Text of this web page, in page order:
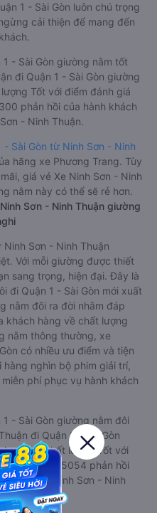
1 - Sài Gòn luôn chú trọng
cải thiện để mang đến
- Sài Gòn giường nằm tốt
đi Quận 1 - Sài Gòn giường
Tốt với điểm đánh giá
phản hồi của hành khách
- Ninh Thuận.
Sài Gòn từ Ninh Sơn - Ninh
hãng xe Phương Trang. Tùy
giá vé Xe Ninh Sơn - Ninh
nằm này có thể sẽ rẻ hơn.
Sơn - Ninh Thuận giường
Sơn - Ninh Thuận
Với mỗi giường được thiết
sang trọng, hiện đại. Đây là
đi Quận 1 - Sài Gòn mới xuất
nằm đôi ra đời nhằm đáp
khách hàng về chất lượng
nằm thông thường, xe
có nhiều ưu điểm và tiện
nghìn bộ phim giải trí,
phí phục vụ hành khách
- Sài Gòn giường nằm đôi
đi Quận 1 - Sài Gòn
có chất lượng Tốt với
dựa trên 15054 phản hồi
Gòn từ Ninh Sơn - Ninh